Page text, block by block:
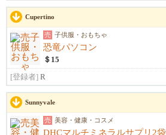
Cupertino
売 子供服・おもちゃ
恐竜パソコン
＄15
[登録者] R
Sunnyvale
売 美容・健康・コスメ
DHCマルチミネラルサプリ2袋